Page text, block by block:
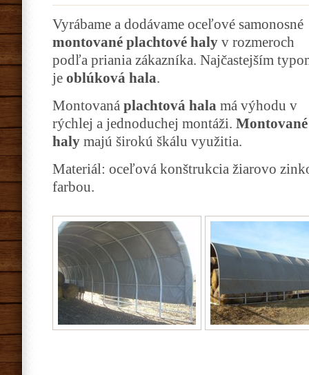
Vyrábame a dodávame oceľové samonosné
montované plachtové haly v rozmeroch
podľa priania zákazníka. Najčastejším
je oblúková hala.
Montovaná plachtová hala má výhodu v
rýchlej a jednoduchej montáži. Montované
haly majú širokú škálu využitia.
Materiál: oceľová konštrukcia žiarovo
farbou.